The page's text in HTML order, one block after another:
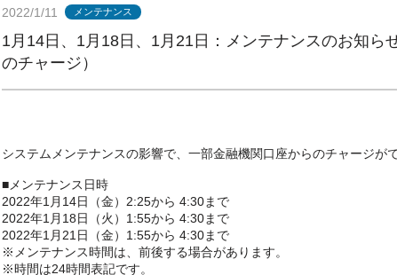
2022/1/11 メンテナンス
1月14日、1月18日、1月21日：メンテナンスのお知ら
のチャージ）
システムメンテナンスの影響で、一部金融機関口座からのチャージが
■メンテナンス日時
2022年1月14日（金）2:25から 4:30まで
2022年1月18日（火）1:55から 4:30まで
2022年1月21日（金）1:55から 4:30まで
※メンテナンス時間は、前後する場合があります。
※時間は24時間表記です。